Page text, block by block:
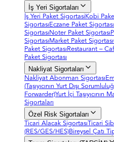
İş Yeri Sigortaları
İş Yeri Paket Sigortasi Kobi
Sigortası Eczane Paket Sigortası
Sigortası Noter Paket Sigortası
Sigortası Market Paket Sigortası
Paket Sigortası Restaurant –
Paket Sigortası
Nakliyat Sigortaları
Nakliyat Abonman Sigortası
(Taşıyıcının Yurt Dışı
Forwarder)Yurt İçi Taşıyıcının
Sigortaları
Özel Risk Sigortaları
Ticari Alacak Sigortası Ticari
(RES/GES/HES)Bireysel Çatı